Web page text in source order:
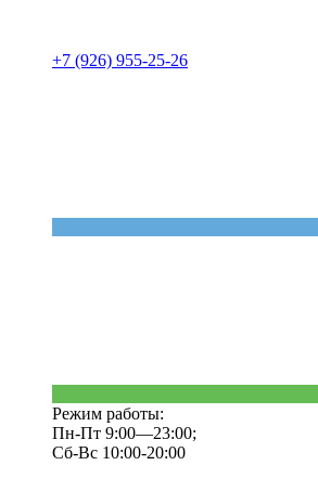
+7 (926) 955-25-26
Режим работы:
Пн-Пт 9:00—23:00;
Сб-Вс 10:00-20:00